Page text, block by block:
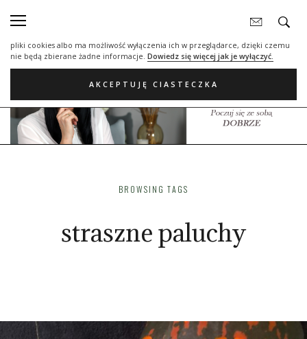
statystycznych, reklamowych oraz funkcjonalnych. Dzięki nim możemy
pliki cookies albo ma możliwość wyłączenia ich w przeglądarce, dzięki czemu
nie będą zbierane żadne informacje. Dowiedz się więcej jak je wyłączyć.
AKCEPTUJĘ CIASTECZKA
BROWSING TAGS
straszne paluchy